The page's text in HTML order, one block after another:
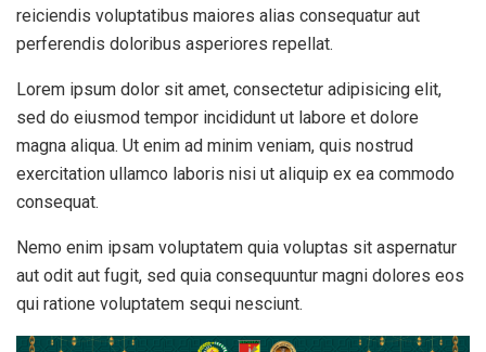
reiciendis voluptatibus maiores alias consequatur aut
perferendis doloribus asperiores repellat.
Lorem ipsum dolor sit amet, consectetur adipisicing elit,
sed do eiusmod tempor incididunt ut labore et dolore
magna aliqua. Ut enim ad minim veniam, quis nostrud
exercitation ullamco laboris nisi ut aliquip ex ea commodo
consequat.
Nemo enim ipsam voluptatem quia voluptas sit aspernatur
aut odit aut fugit, sed quia consequuntur magni dolores eos
qui ratione voluptatem sequi nesciunt.